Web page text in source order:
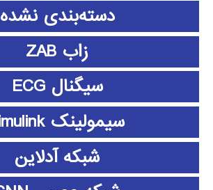
دسته‌بندی نشده
زاب ZAB
سیگنال ECG
سیمولینک simulink
شبکه آدلاین